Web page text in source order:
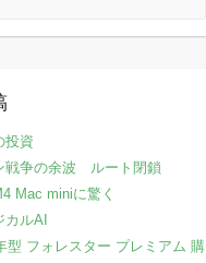
投資
戦争の余波 ルート閉鎖
Mac miniに驚く
カルAI
型 フォレスター プレミアム 購